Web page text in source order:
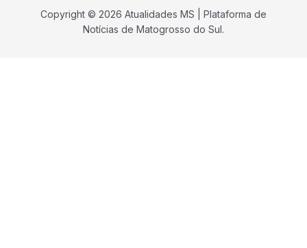
Copyright © 2026 Atualidades MS | Plataforma de
Notícias de Matogrosso do Sul.